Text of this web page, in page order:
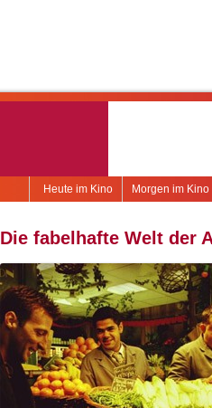
Morgen im Kino
Heute im Kino
Die fabelhafte Welt der